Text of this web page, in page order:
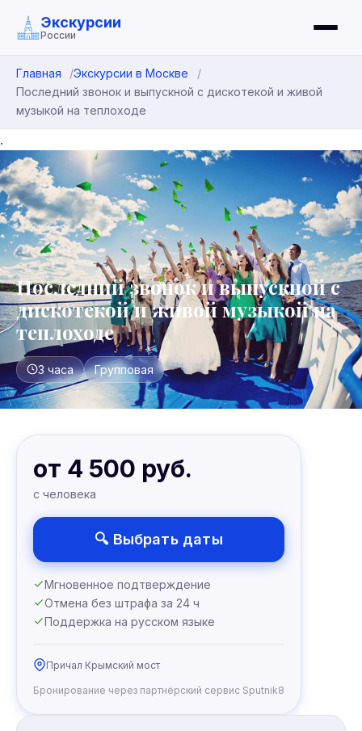
Экскурсии
России
Главная
Экскурсии в Москве
Последний звонок и выпускной с дискотекой и живой
музыкой на теплоходе
.
Последний звонок и выпускной с
дискотекой и живой музыкой на
теплоходе
3 часа Групповая
от 4 500 руб.
с человека
🔍 Выбрать даты
Мгновенное подтверждение
Отмена без штрафа за 24 ч
Поддержка на русском языке
Причал Крымский мост
Бронирование через партнёрский сервис Sputnik8